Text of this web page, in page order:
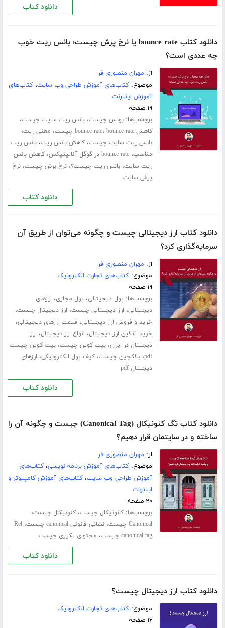
دانلود کتاب
دانلود کتاب bounce rate یا نرخ پرش چیست؛ بانس ریت خوب
چه عددی است؟
از: مهران منصوری فر
موضوع:کتاب‌های آموزش طراحی وب سایت،کتاب‌های
آموزش اینترنت
۱۹ صفحه
برچسب‌ها:بونس چیست،بانس ریت سایت چیست،
کاهش bounce rate ، bounce rate چیست ، معنی ریت،
بانس ریت سایت چیست،کاهش بانس ریت،بانس ریت
مناسب،bounce rate در گوگل آنالیتیکس ،کاهش بانس
ریت سایت،بانس ریت چیست؟،نرخ برش چیست،نرخ
پرش سایت
دانلود کتاب
دانلود کتاب ارز دیجیتالی چیست و چگونه می‌توان از طریق آن
سرمایه‌گذاری کرد؟
از: مهران منصوری فر
موضوع:کتاب‌های تجارت الکترونیک
۱۹ صفحه
برچسب‌ها: پول دیجیتالی، پول مجازی، ارزهای
دیجیتالی، ارز دیجیتالی چیست، ارز دیجیتال چیست،
خرید و فروش ارز دیجیتالی، قیمت ارزهای دیجیتالی،
خرید آنلاین ارز دیجیتال، انواع ارز دیجیتال، ارز
دیجیتال در ایران،بیت کوین چیست،بیت کوین چیست
pdf،بلاکچین چیست،کیف پول الکترونیکی، ارزهای
دیجیتال pdf
دانلود کتاب
دانلود کتاب تگ کنونیکال (Canonical Tag) چیست و چگونه آن را
ساخته و در سایتمان قرار دهیم؟
از: مهران منصوری فر
موضوع:کتاب‌های آموزش برنامه نویسی،کتاب‌های
آموزش طراحی وب سایت،کتاب‌های آموزش کامپیوتر و
اینترنت
۲۰ صفحه
برچسب‌ها:کانونیکال چیست،کنونیکال چیست،
Canonical چیست ،نشانی قانونی canonical چیست ،Rel
canonical tag چیست
، محتوای تکراری چیست
دانلود کتاب
دانلود کتاب ارز دیجیتال چیست؟
موضوع:کتاب‌های تجارت الکترونیک
۱۶ صفحه